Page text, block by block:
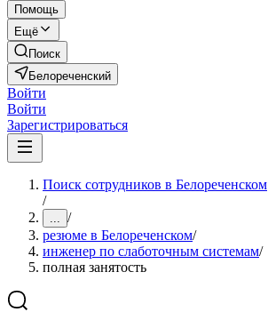
Помощь
Ещё
Поиск
Белореченский
Войти
Войти
Зарегистрироваться
Поиск сотрудников в Белореченском
/
... /
резюме в Белореченском/
инженер по слаботочным системам/
полная занятость